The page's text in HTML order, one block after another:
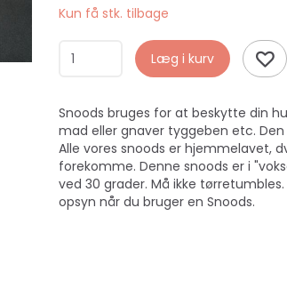
Kun få stk. tilbage
Læg i kurv
Snoods bruges for at beskytte din
mad eller gnaver tyggeben etc.
Alle vores snoods er hjemmelavet,
forekomme. Denne snoods er i
ved 30 grader. Må ikke
opsyn når du bruger en Snoods.